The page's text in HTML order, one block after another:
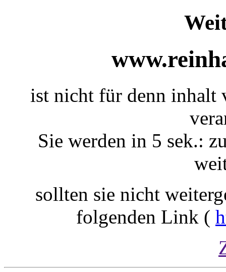
ist nicht für denn inhalt
Sie werden in 5 sek.:
sollten sie nicht
folgenden Link (